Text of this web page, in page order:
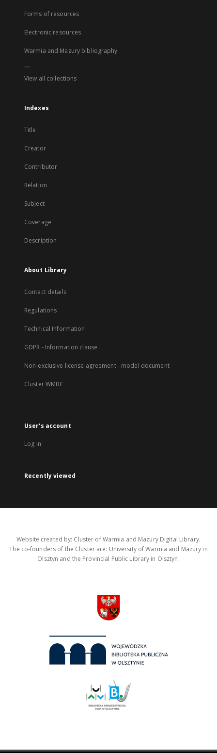
Forms of resources
Electronic resources
Warmia and Mazury bibliography
...
View all collections
Indexes
Title
Creator
Contributor
Relation
Subject
Coverage
Description
About Library
Contact details
Regulations
Technical Information
GDPR - Information clause
Non-exclusive license agreement - model document
Cluster WMBC
User's account
Log in
Recently viewed
Website created by: Cluster of Warmia and Mazury Digital Library.
The co-founders of the Cluster are: University of Warmia and Mazury in
Olsztyn and the Provincial Public Library in Olsztyn.